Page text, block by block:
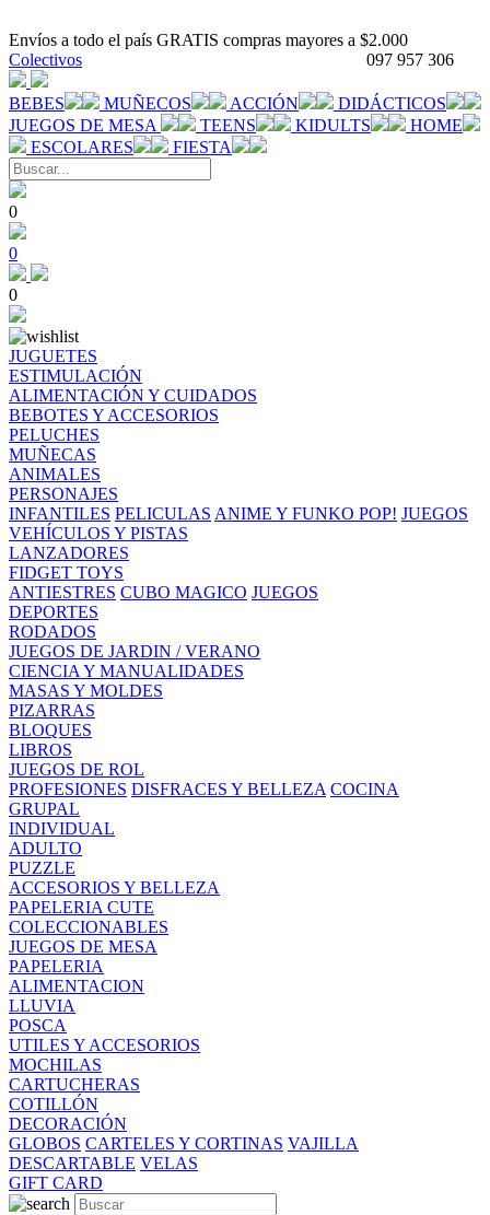
Envíos a todo el país GRATIS compras mayores a $2.000
097 957 306
Colectivos
BEBES MUÑECOS ACCIÓN
DIDÁCTICOS
JUEGOS DE MESA
TEENS KIDULTS
HOME
ESCOLARES
FIESTA
0
0
0
JUGUETES
ESTIMULACIÓN
ALIMENTACIÓN Y CUIDADOS
BEBOTES Y ACCESORIOS
PELUCHES
MUÑECAS
ANIMALES
PERSONAJES
INFANTILES PELICULAS ANIME Y FUNKO POP! JUEGOS
VEHÍCULOS Y PISTAS
LANZADORES
FIDGET TOYS
ANTIESTRES CUBO MAGICO JUEGOS
DEPORTES
RODADOS
JUEGOS DE JARDIN / VERANO
CIENCIA Y MANUALIDADES
MASAS Y MOLDES
PIZARRAS
BLOQUES
LIBROS
JUEGOS DE ROL
PROFESIONES DISFRACES Y BELLEZA COCINA
GRUPAL
INDIVIDUAL
ADULTO
PUZZLE
ACCESORIOS Y BELLEZA
PAPELERIA CUTE
COLECCIONABLES
JUEGOS DE MESA
PAPELERIA
ALIMENTACION
LLUVIA
POSCA
UTILES Y ACCESORIOS
MOCHILAS
CARTUCHERAS
COTILLÓN
DECORACIÓN
GLOBOS CARTELES Y CORTINAS VAJILLA
DESCARTABLE VELAS
GIFT CARD